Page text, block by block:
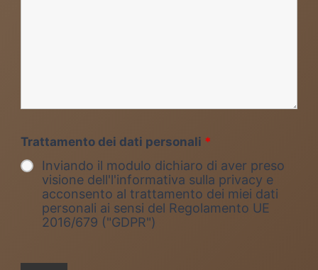
Trattamento dei dati personali *
Inviando il modulo dichiaro di aver preso
visione dell'l'informativa sulla privacy e
acconsento al trattamento dei miei dati
personali ai sensi del Regolamento UE
2016/679 ("GDPR")